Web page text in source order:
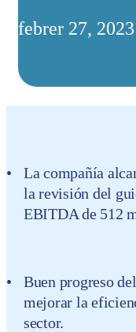
febrer 27, 2023
La compañía
la revisión del
EBITDA de 512
Buen progreso
mejorar la
sector.